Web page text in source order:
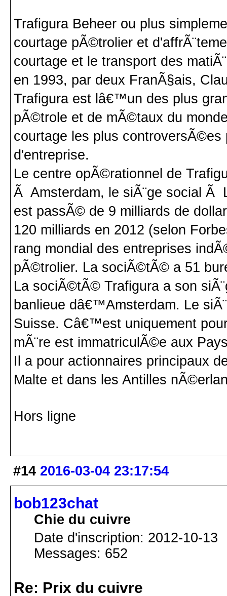
Trafigura Beheer ou plus
courtage pÃ©trolier et
courtage et le transport des
en 1993, par deux FranÃ§ais,
Trafigura est lâ€™un des plus
pÃ©trole et de mÃ©taux du
courtage les plus
d'entreprise.
Le centre opÃ©rationnel de
Ã Amsterdam, le siÃ¨ge social Ã
est passÃ© de 9 milliards de
120 milliards en 2012 (selon
rang mondial des entreprises
pÃ©trolier. La sociÃ©tÃ© a 51
La sociÃ©tÃ© Trafigura a son
banlieue dâ€™Amsterdam. Le
Suisse. Câ€™est uniquement
mÃ¨re est immatriculÃ©e aux
Il a pour actionnaires principaux
Malte et dans les Antilles
Hors ligne
#14 2016-03-04 23:17:54
bob123chat
Chie du cuivre
Date d'inscription: 2012-10-13
Messages: 652
Re: Prix du cuivre